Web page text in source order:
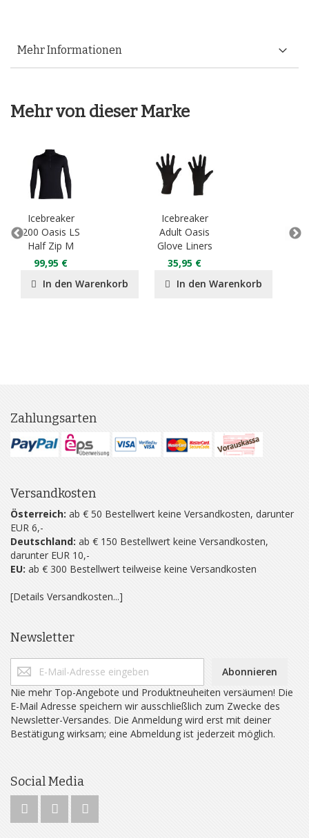
Mehr Informationen
Mehr von dieser Marke
Icebreaker
200 Oasis LS
Half Zip M
99,95 €
In den Warenkorb
Icebreaker
Adult Oasis
Glove Liners
35,95 €
In den Warenkorb
Zahlungsarten
Versandkosten
Österreich: ab € 50 Bestellwert keine Versandkosten, darunter
EUR 6,-
Deutschland: ab € 150 Bestellwert keine Versandkosten,
darunter EUR 10,-
EU: ab € 300 Bestellwert teilweise keine Versandkosten
[Details Versandkosten...]
Newsletter
Abonnieren
Nie mehr Top-Angebote und Produktneuheiten versäumen! Die
E-Mail Adresse speichern wir ausschließlich zum Zwecke des
Newsletter-Versandes. Die Anmeldung wird erst mit deiner
Bestätigung wirksam; eine Abmeldung ist jederzeit möglich.
Social Media